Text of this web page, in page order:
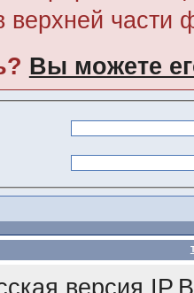
верхней части
Вы можете
версия